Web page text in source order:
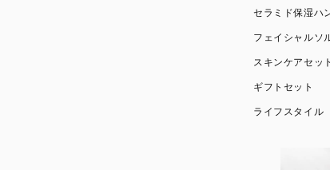
セラミド保湿ハ
フェイシャルソ
スキンケアセット
ギフトセット
ライフスタイル